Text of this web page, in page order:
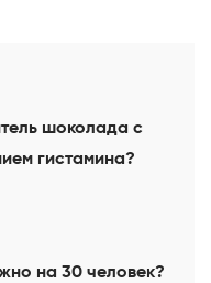
шоколада с
гистамина?
на 30 человек?